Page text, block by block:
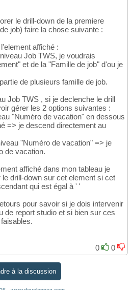
le drill-down de la premiere
job) faire la chose suivante :
affiché :
Job TWS, je voudrais
et de la "Famille de job" d'ou je
de plusieurs famille de job.
Job TWS , si je declenche le drill
gérer les 2 options suivantes :
"Numéro de vacation" en dessous
=> je descend directement au
"Numéro de vacation" => je
de vacation.
affiché dans mon tableau je
drill-down sur cet element si cet
qui est égal à ' '
pour savoir si je dois intervenir
de report studio et si bien sur ces
0
0
à la discussion